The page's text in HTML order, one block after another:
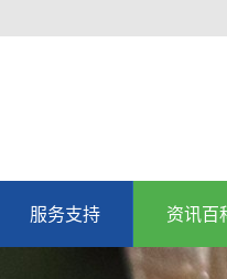
服务支持 资讯百